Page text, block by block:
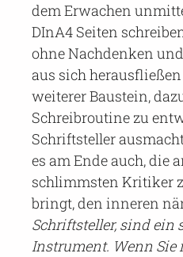
dem Erwachen
DInA4 Seiten
ohne Nachdenken
aus sich
weiterer Baustein,
Schreibroutine zu
Schriftsteller
es am Ende auch, die
schlimmsten Kritiker
bringt, den inneren
Schriftsteller, sind ein
Instrument. Wenn Sie